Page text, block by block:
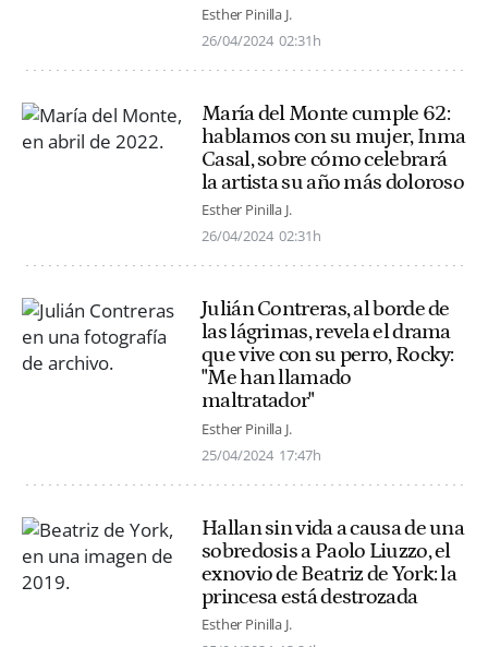
Esther Pinilla J.
26/04/2024 02:31h
María del Monte cumple 62:
hablamos con su mujer, Inma
Casal, sobre cómo celebrará
la artista su año más doloroso
Esther Pinilla J.
26/04/2024 02:31h
Julián Contreras, al borde de
las lágrimas, revela el drama
que vive con su perro, Rocky:
"Me han llamado
maltratador"
Esther Pinilla J.
25/04/2024 17:47h
Hallan sin vida a causa de una
sobredosis a Paolo Liuzzo, el
exnovio de Beatriz de York: la
princesa está destrozada
Esther Pinilla J.